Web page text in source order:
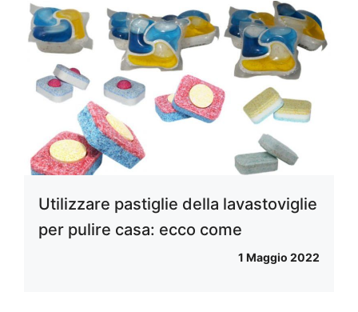
Utilizzare pastiglie della lavastoviglie
per pulire casa: ecco come
1 Maggio 2022